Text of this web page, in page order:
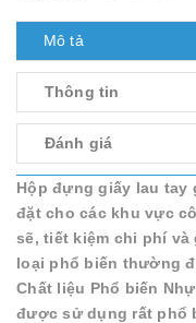
Mô tả
Thông tin
Đánh giá
Hộp đựng giấy lau
đặt cho các khu vực
sẽ, tiết kiệm chi phí và
loại phổ biến thường
Chất liệu Phổ biến
được sử dụng rất phổ